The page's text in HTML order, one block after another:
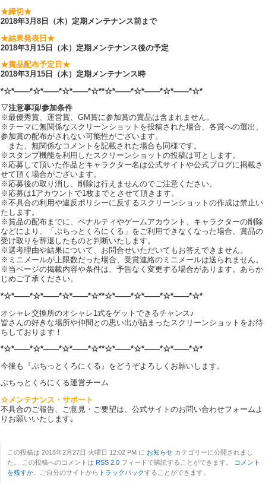
★締切★
2018年3月8日（木）定期メンテナンス前まで
★結果発表日★
2018年3月15日（木）定期メンテナンス後の予定
★賞品配布予定日★
2018年3月15日（木）定期メンテナンス時
*☆*――*☆*――*☆*――*☆**☆*――*☆*――*☆*――*☆*
▽注意事項/参加条件
※最優秀賞、運営賞、GM賞に参加賞の賞品は含まれません。
※テーマに無関係なスクリーンショットを投稿された場合、各賞への選出、
参加賞の配布がされない可能性がございます。
また、無関係なコメントを記載された場合も同様です。
※スタンプ機能を利用したスクリーンショットの投稿は可とします。
※応募して頂いた作品とキャラクター名は公式サイトや公式ブログに掲載さ
せて頂く場合がございます。
※応募後の取り消し、削除は行えませんのでご注意ください。
※応募は1アカウントで1枚までとさせて頂きます。
※不具合の利用や違反ポリシーに反するスクリーンショットの作成は禁止い
たします。
※賞品の配布までに、ペナルティやゲームアカウント、キャラクターの削除
などにより、「ぷちっとくろにくる」をご利用できなくなった場合、賞品の
受け取りを辞退したものと判断いたします。
※選考理由や結果について、お問合せいただいてもお答えできません。
※ミニメールが上限数だった場合、受賞連絡のミニメールは送られません。
※当ページの掲載内容や条件は、予告なく変更する場合があります。あらか
じめご了承ください。
*☆*――*☆*――*☆*――*☆**☆*――*☆*――*☆*――*☆*
オシャレ交換所のオシャレ1式をゲットできるチャンス♪
皆さんの好きな場所や仲間との思い出が詰まったスクリーンショットをお待
ちしております！
*☆*――*☆*――*☆*――*☆**☆*――*☆*――*☆*――*☆*
今後も『ぷちっとくろにくる』をどうぞよろしくお願いします。
ぷちっとくろにくる運営チーム
☆メンテナンス・サポート
不具合のご報告、ご意見・ご要望は、公式サイトのお問い合わせフォームよ
りお願いいたします｡
この投稿は 2018年2月27日 火曜日 12:02 PM に お知らせ カテゴリーに公開されまし
た。 この投稿へのコメントは RSS 2.0 フィードで購読することができます。
コメント
を残すか 、ご自分のサイトから トラックバックすることができます。